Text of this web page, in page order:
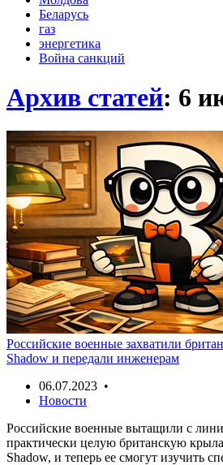
Беларусь
газ
энергетика
Война санкций
Архив статей: 6
Российские военные захватили
Shadow и передали инженерам
06.07.2023 •
Новости
Российские военные вытащили с
практически целую британскую
Shadow, и теперь ее смогут изучить